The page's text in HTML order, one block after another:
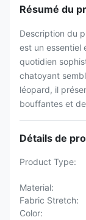
Résumé du
Description du
est un essentiel
quotidien
chatoyant
léopard, il
bouffantes et
Détails de
Product Type:
Material:
Fabric Stretch:
Color: